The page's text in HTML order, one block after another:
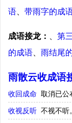
语
带雨字的成
成语接龙： 第
的成语
雨结尾
雨散云收成语
收回成命 取消已公
收视反听 不视不听